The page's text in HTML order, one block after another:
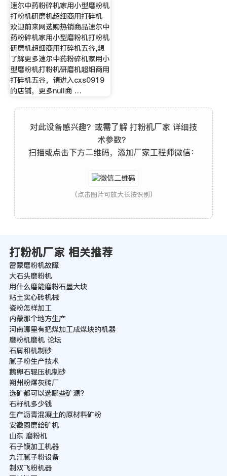
速尔中药粉碎机家用小型磨粉机
打粉机研磨机超细商用打碎机
欢迎前来网选购热销商品速尔中
药粉碎机家用小型磨粉机打粉机
研磨机超细商用打碎机五谷,想
了解更多速尔中药粉碎机家用小
型磨粉机打粉机研磨机超细商用
打碎机五谷，请进入cxs0919
的店铺，更多null商 …
对此设备感兴趣？或需了解 打粉机厂家 详细技
术参数？
扫描或点击下方二维码，添加厂家工程师微信：
(点击图片可放大长按识别)
打粉机厂家 相关推荐
雷蒙磨粉机故障
大石头磨粉机
用什么磨能磨粉石墨大块
粘土实心砖机械
瓷粉怎样加工
内蒙那个地方生产
河南哪里有把煤加工成煤块的机器
磨粉机磨机 论坛
石屑和机制砂
腻子粉生产技术
鹅卵石辊压机制砂
朔州粉煤灰砖厂
选矿都可以选哪些矿源?
石籽机多少钱
生产沥青混凝土的原材料矿粉
安徽圆磨给矿机
山东 磨粉机
石子馍加工机器
九江腻子粉设备
制双飞粉机器